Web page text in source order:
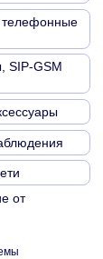
SIP-GSM
от